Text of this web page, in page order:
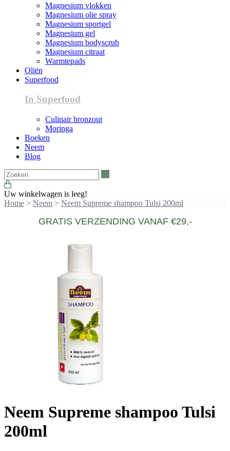
Magnesium vlokken
Magnesium olie spray
Magnesium sportgel
Magnesium gel
Magnesium bodyscrub
Magnesium citraat
Warmtepads
Oliën
Superfood
In Superfood
Culinair bronzout
Moringa
Boeken
Neem
Blog
Uw winkelwagen is leeg!
Home > Neem > Neem Supreme shampoo Tulsi 200ml
GRATIS VERZENDING VANAF €29,-
Neem Supreme shampoo Tulsi
200ml